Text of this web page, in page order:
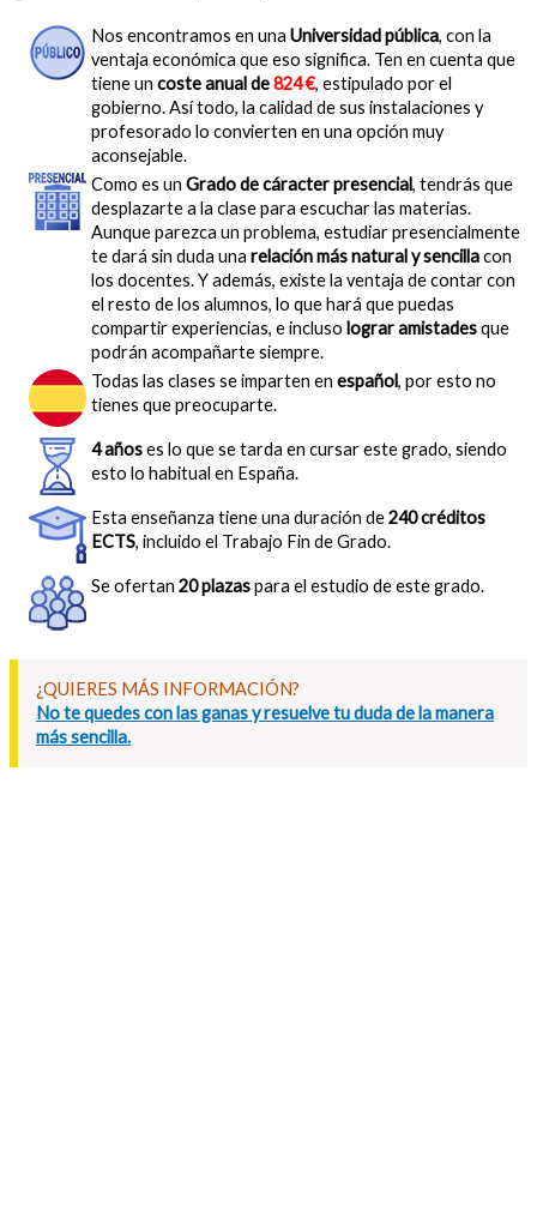
Nos encontramos en una Universidad pública, con la
ventaja económica que eso significa. Ten en cuenta que
tiene un coste anual de824 €, estipulado por el
gobierno. Así todo, la calidad de sus instalaciones y
profesorado lo convierten en una opción muy
aconsejable.
Como es un Grado de cáracter presencial, tendrás que
desplazarte a la clase para escuchar las materias.
Aunque parezca un problema, estudiar presencialmente
te dará sin duda una relación más natural y sencillacon
los docentes. Y además, existe la ventaja de contar con
el resto de los alumnos, lo que hará que puedas
compartir experiencias, e incluso lograr amistadesque
podrán acompañarte siempre.
Todas las clases se imparten en español, por esto no
tienes que preocuparte.
4 añoses lo que se tarda en cursar este grado, siendo
esto lo habitual en España.
Esta enseñanza tiene una duración de240 créditos
ECTS, incluido el Trabajo Fin de Grado.
Se ofertan 20 plazaspara el estudio de este grado.
¿QUIERES MÁS INFORMACIÓN?
No te quedes con las ganas y resuelve tu duda de la manera
más sencilla.